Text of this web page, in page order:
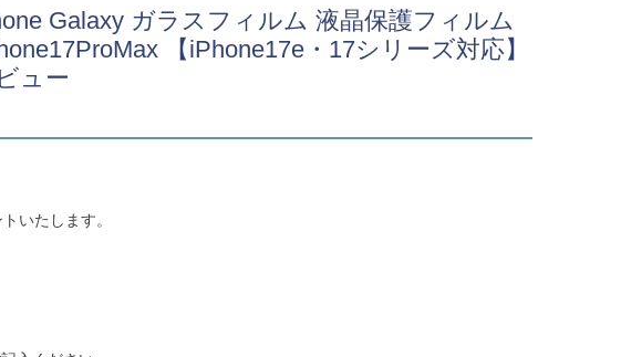
Galaxy ガラスフィルム 液晶保護フィルム
【iPhone17e・17シリーズ対応】
ュー
いたします。